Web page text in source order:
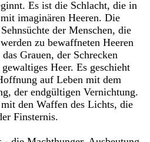
Es ist die Schlacht, die in
imaginären Heeren. Die
der Menschen, die
zu bewaffneten Heeren
Grauen, der Schrecken
Heer. Es geschieht
auf Leben mit dem
der endgültigen Vernichtung.
den Waffen des Lichts, die
Finsternis.